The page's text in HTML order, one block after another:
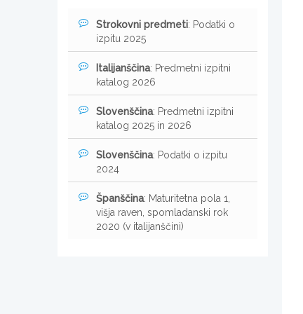
Strokovni predmeti: Podatki o
izpitu 2025
Italijanščina: Predmetni izpitni
katalog 2026
Slovenščina: Predmetni izpitni
katalog 2025 in 2026
Slovenščina: Podatki o izpitu
2024
Španščina: Maturitetna pola 1,
višja raven, spomladanski rok
2020 (v italijanščini)